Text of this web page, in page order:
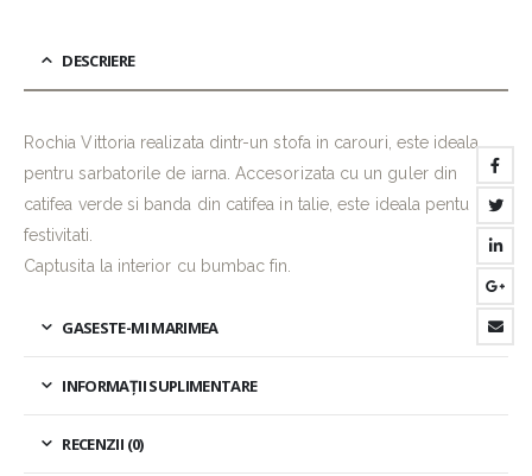
DESCRIERE
Rochia Vittoria realizata dintr-un stofa in carouri, este ideala
pentru sarbatorile de iarna. Accesorizata cu un guler din
catifea verde si banda din catifea in talie, este ideala pentu
festivitati.
Captusita la interior cu bumbac fin.
GASESTE-MI MARIMEA
INFORMAȚII SUPLIMENTARE
RECENZII (0)